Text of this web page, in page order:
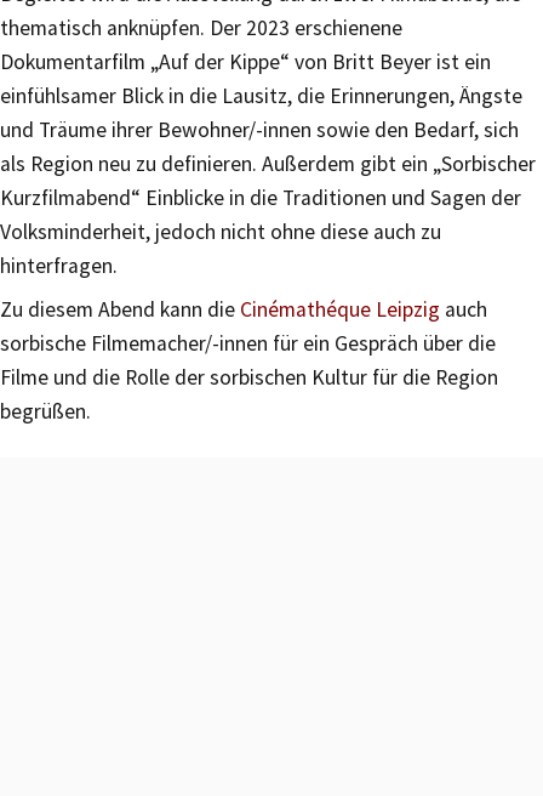
thematisch anknüpfen. Der 2023 erschienene
Dokumentarfilm „Auf der Kippe“ von Britt Beyer ist ein
einfühlsamer Blick in die Lausitz, die Erinnerungen, Ängste
und Träume ihrer Bewohner/-innen sowie den Bedarf, sich
als Region neu zu definieren. Außerdem gibt ein „Sorbischer
Kurzfilmabend“ Einblicke in die Traditionen und Sagen der
Volksminderheit, jedoch nicht ohne diese auch zu
hinterfragen.
Zu diesem Abend kann die Cinémathéque Leipzig auch
sorbische Filmemacher/-innen für ein Gespräch über die
Filme und die Rolle der sorbischen Kultur für die Region
begrüßen.